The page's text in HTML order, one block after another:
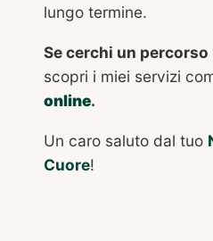
lungo termine.
Se cerchi un
scopri i miei servizi
online.
Un caro saluto dal tuo
Cuore!